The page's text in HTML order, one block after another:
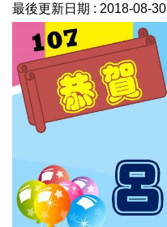
最後更新日期 : 2018-08-30